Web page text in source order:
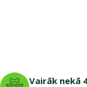
Vairāk nekā